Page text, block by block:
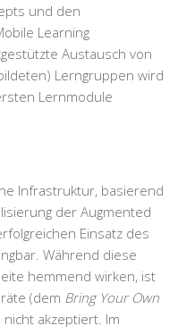
und den
Learning
Austausch von
Lerngruppen wird
Lernmodule
Infrastruktur, basierend
der Augmented
Einsatz des
Während diese
hemmend wirken, ist
(dem Bring Your Own
akzeptiert. Im